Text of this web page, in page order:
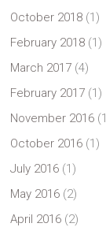
October 2018 (1)
February 2018 (1)
March 2017 (4)
February 2017 (1)
November 2016
October 2016 (1)
July 2016 (1)
May 2016 (2)
April 2016 (2)